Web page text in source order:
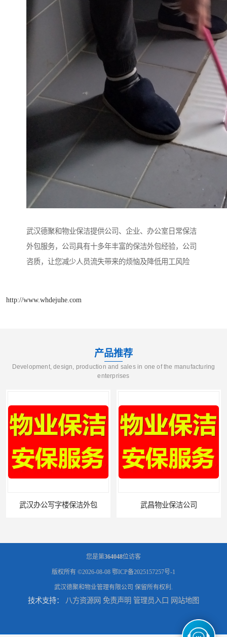
武汉德聚和物业保洁提供公司、企业、办公室日常保洁
外包服务，公司具有十多年丰富的保洁外包经验，公司
咨质，让您减少人员流失带来的烦恼及降低用工风险
http://www.whdejuhe.com
产品推荐
Development, design, production and sales in one of the manufacturing
enterprises
武昌物业保洁公司 武昌专业物业保洁
武汉办公写字楼保洁外包
您是第364048位访客
版权所有 ©2026-08-08 鄂ICP备2025157257号-1
武汉德聚和物业管理有限公司 保留所有权利.
技术支持： 八方资源网 免责声明 管理员入口 网站地图